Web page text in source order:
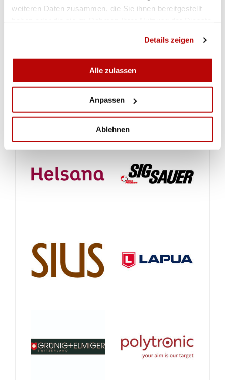
weiteren Daten zusammen, die Sie ihnen bereitgestellt
Details zeigen
Alle zulassen
Anpassen
Ablehnen
ALLA GALLERIA